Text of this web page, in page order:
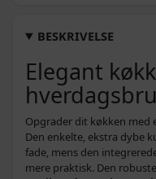
BESKRIVELSE
Elegant
Opgrader dit køkken med
Den enkelte, ekstra dybe
fade, mens den
mere praktisk. Den